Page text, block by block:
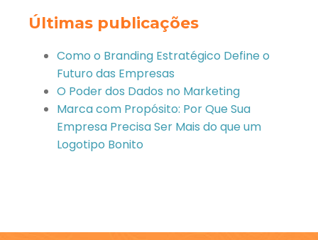
Últimas publicações
Como o Branding Estratégico Define o
Futuro das Empresas
O Poder dos Dados no Marketing
Marca com Propósito: Por Que Sua
Empresa Precisa Ser Mais do que um
Logotipo Bonito